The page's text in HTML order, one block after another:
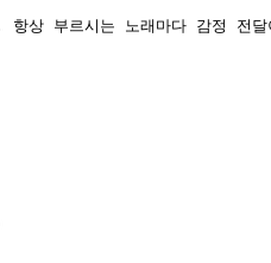
항상 부르시는 노래마다 감정 전